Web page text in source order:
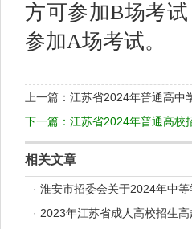
方可参加B场考
参加A场考试。
上一篇： 江苏省2024年普通高中
下一篇： 江苏省2024年普通高校
相关文章
· 淮安市招委会关于2024年中
· 2023年江苏省成人高校招生